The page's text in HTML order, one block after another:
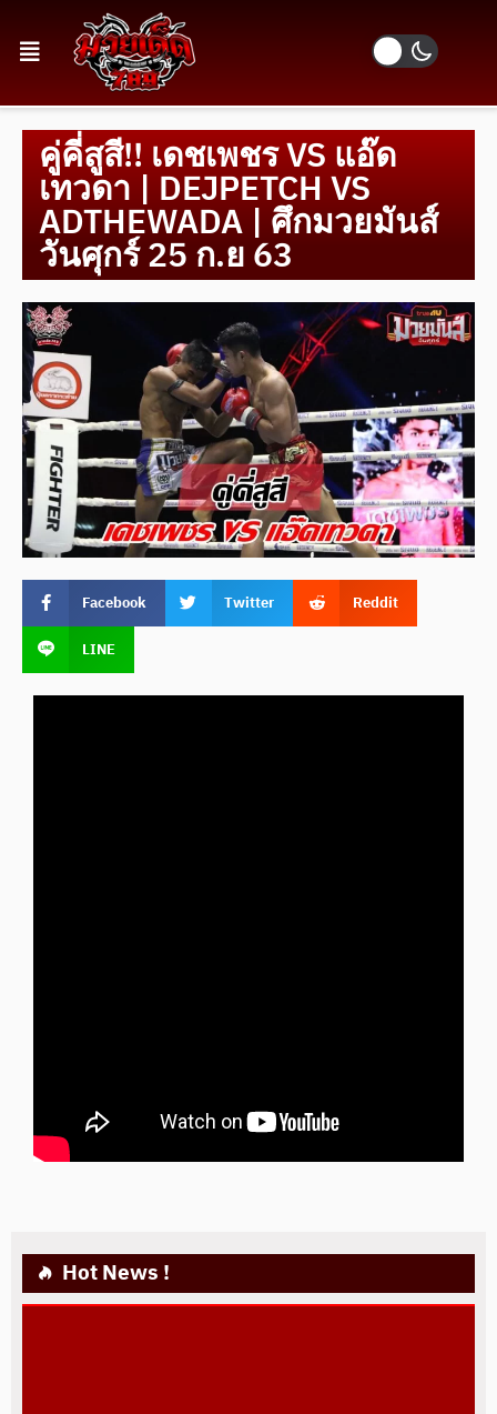
คู่คี่สูสี!! เดชเพชร VS แอ๊ด
เทวดา | DEJPETCH VS
ADTHEWADA | ศึกมวยมันส์
วันศุกร์ 25 ก.ย 63
Facebook Twitter
Reddit
LINE
Hot News !